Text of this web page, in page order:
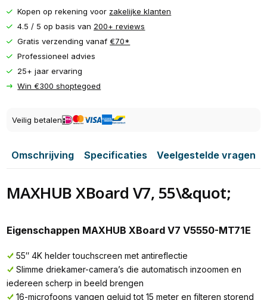
Kopen op rekening voor zakelijke klanten
4.5 / 5 op basis van 200+ reviews
Gratis verzending vanaf€70*
Professioneel advies
25+ jaar ervaring
Win €300 shoptegoed
Veilig betalen
Omschrijving Specificaties Veelgestelde vragen
MAXHUB XBoard V7, 55\&quot;
Eigenschappen MAXHUB XBoard V7 V5550-MT71E
55″ 4K helder touchscreen met antireflectie
Slimme driekamer-camera’s die automatisch inzoomen en
iedereen scherp in beeld brengen
16-microfoons vangen geluid tot 15 meter en filteren storend